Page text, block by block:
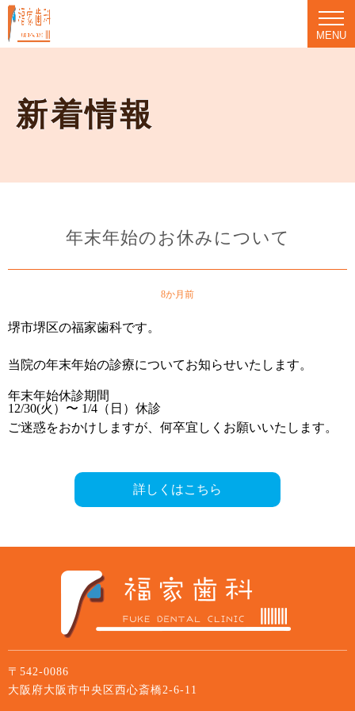
MENU
新着情報
年末年始のお休みについて
8か月前
堺市堺区の福家歯科です。
当院の年末年始の診療についてお知らせいたします。
年末年始休診期間
12/30(火）〜 1/4（日）休診
ご迷惑をおかけしますが、何卒宜しくお願いいたします。
詳しくはこちら
〒542-0086
大阪府大阪市中央区西心斎橋2-6-11